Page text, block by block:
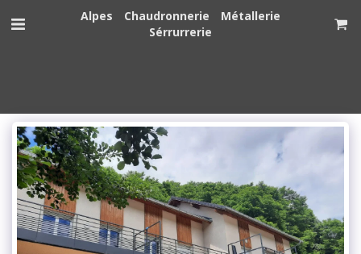
Alpes Chaudronnerie Métallerie
Sérrurrerie